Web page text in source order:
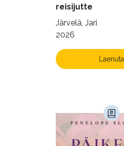
reisijutte
Järvelä, Jari
2026
Laenuta